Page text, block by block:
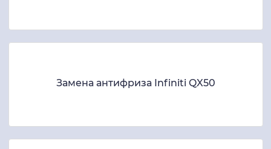
Замена антифриза Infiniti QX50